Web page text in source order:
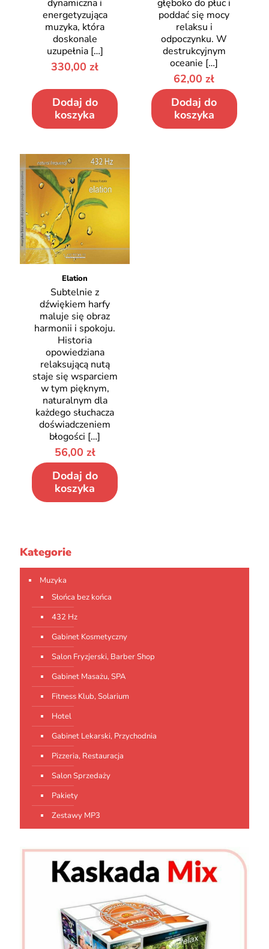
dynamiczna i
energetyzująca
muzyka, która
doskonale
uzupełnia[…]
330,00zł
Dodaj do
koszyka
głęboko do płuc i
poddać się mocy
relaksu i
odpoczynku. W
destrukcyjnym
oceanie […]
62,00zł
Dodaj do
koszyka
Elation
Subtelnie z
dźwiękiem harfy
maluje się obraz
harmonii i spokoju.
Historia
opowiedziana
relaksującą nutą
staje się wsparciem
w tym pięknym,
naturalnym dla
każdego słuchacza
doświadczeniem
błogości […]
56,00 zł
Dodaj do
koszyka
Kategorie
Muzyka
Słońca bez końca
432 Hz
Gabinet Kosmetyczny
Salon Fryzjerski, Barber Shop
Gabinet Masażu, SPA
Fitness Klub, Solarium
Hotel
Gabinet Lekarski, Przychodnia
Pizzeria, Restauracja
Salon Sprzedaży
Pakiety
Zestawy MP3